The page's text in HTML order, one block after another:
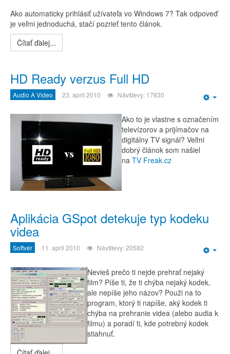
Ako automaticky prihlásiť užívateľa vo Windows 7? Tak odpoveď
je veľmi jednoduchá, stačí pozrieť tento článok.
Čítať ďalej...
HD Ready verzus Full HD
Audio A Video 23. apríl 2010 Návštevy: 17830
Ako to je vlastne s označením
televízorov a prijímačov na
digitálny TV signál? Veľmi
dobrý článok som našiel
na TV Freak.cz
Aplikácia GSpot detekuje typ kodeku
videa
Softvér 11. apríl 2010 Návštevy: 20582
Nevieš prečo ti nejde prehrať nejaký
film? Píše ti, že ti chýba nejaký kodek,
ale nepíše jeho názov? Použi na to
program, ktorý ti napíše, aký kodek ti
chýba na prehranie videa (alebo audia k
filmu) a poradí ti, kde potrebný kodek
stiahnuť.